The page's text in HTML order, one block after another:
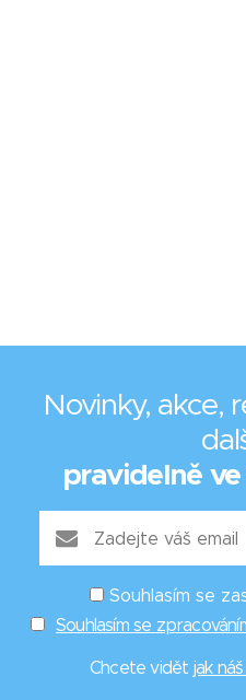
Novinky, akce,
pravidelně
Souhlasím se
Souhlasím se
Chcete vidět jak